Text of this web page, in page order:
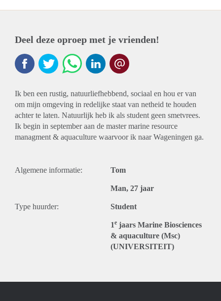
Deel deze oproep met je vrienden!
Ik ben een rustig, natuurliefhebbend, sociaal en hou er van
om mijn omgeving in redelijke staat van netheid te houden
achter te laten. Natuurlijk heb ik als student geen smetvrees.
Ik begin in september aan de master marine resource
managment & aquaculture waarvoor ik naar Wageningen ga.
Algemene informatie: Tom
Man, 27 jaar
Type huurder: Student
1e jaars Marine Biosciences
& aquaculture (Msc)
(UNIVERSITEIT)